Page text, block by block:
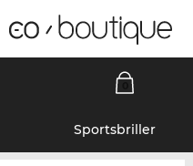
Sportsbriller